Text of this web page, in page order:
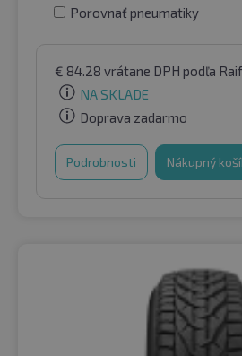
Porovnať pneumatiky
€ 84.28 vrátane DPH podľa
NA SKLADE
Doprava zadarmo
Podrobnosti Nákupný